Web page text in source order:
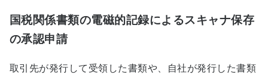
国税関係書類の電磁的記録によるスキャナ保存
の承認申請
取引先が発行して受領した書類や、自社が発行した書類